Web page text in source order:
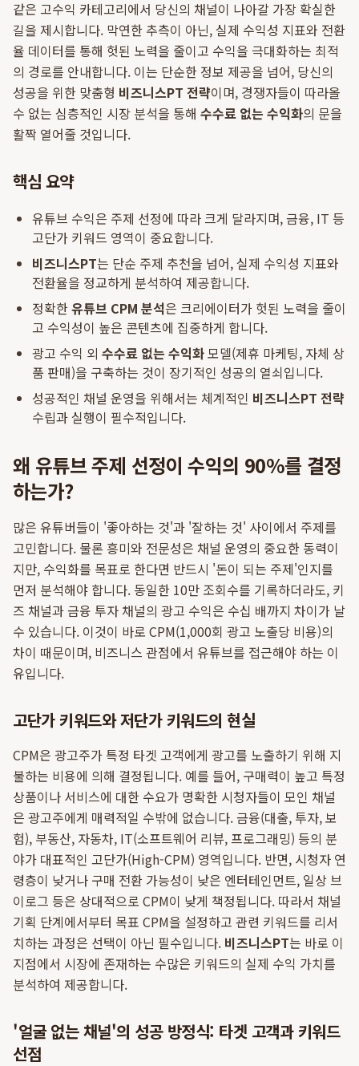
같은 고수익 카테고리에서 당신의 채널이 나아갈 가장 확실한
길을 제시합니다. 막연한 추측이 아닌, 실제 수익성 지표와 전환
율 데이터를 통해 헛된 노력을 줄이고 수익을 극대화하는 최적
의 경로를 안내합니다. 이는 단순한 정보 제공을 넘어, 당신의
성공을 위한 맞춤형 비즈니스PT 전략이며, 경쟁자들이 따라올
수 없는 심층적인 시장 분석을 통해 수수료 없는 수익화의 문을
활짝 열어줄 것입니다.
핵심 요약
유튜브 수익은 주제 선정에 따라 크게 달라지며, 금융, IT 등
고단가 키워드 영역이 중요합니다.
비즈니스PT는 단순 주제 추천을 넘어, 실제 수익성 지표와
전환율을 정교하게 분석하여 제공합니다.
정확한유튜브 CPM 분석은 크리에이터가 헛된 노력을 줄이
고 수익성이 높은 콘텐츠에 집중하게 합니다.
광고 수익 외 수수료 없는 수익화모델(제휴 마케팅, 자체 상
품 판매)을 구축하는 것이 장기적인 성공의 열쇠입니다.
성공적인 채널 운영을 위해서는 체계적인 비즈니스PT 전략
수립과 실행이 필수적입니다.
왜 유튜브 주제 선정이 수익의 90%를 결정
하는가?
많은 유튜버들이 '좋아하는 것'과 '잘하는 것' 사이에서 주제를
고민합니다. 물론 흥미와 전문성은 채널 운영의 중요한 동력이
지만, 수익화를 목표로 한다면 반드시 '돈이 되는 주제'인지를
먼저 분석해야 합니다. 동일한 10만 조회수를 기록하더라도, 키
즈 채널과 금융 투자 채널의 광고 수익은 수십 배까지 차이가 날
수 있습니다. 이것이 바로 CPM(1,000회 광고 노출당 비용)의
차이 때문이며, 비즈니스 관점에서 유튜브를 접근해야 하는 이
유입니다.
고단가 키워드와 저단가 키워드의 현실
CPM은 광고주가 특정 타겟 고객에게 광고를 노출하기 위해 지
불하는 비용에 의해 결정됩니다. 예를 들어, 구매력이 높고 특정
상품이나 서비스에 대한 수요가 명확한 시청자들이 모인 채널
은 광고주에게 매력적일 수밖에 없습니다. 금융(대출, 투자, 보
험), 부동산, 자동차, IT(소프트웨어 리뷰, 프로그래밍) 등의 분
야가 대표적인 고단가(High-CPM) 영역입니다. 반면, 시청자 연
령층이 낮거나 구매 전환 가능성이 낮은 엔터테인먼트, 일상 브
이로그 등은 상대적으로 CPM이 낮게 책정됩니다. 따라서 채널
기획 단계에서부터 목표 CPM을 설정하고 관련 키워드를 리서
치하는 과정은 선택이 아닌 필수입니다. 비즈니스PT는 바로 이
지점에서 시장에 존재하는 수많은 키워드의 실제 수익 가치를
분석하여 제공합니다.
'얼굴 없는 채널'의 성공 방정식: 타겟 고객과 키워드
선점